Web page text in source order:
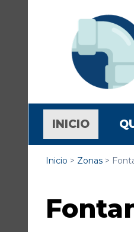
INICIO
Inicio > Zonas >